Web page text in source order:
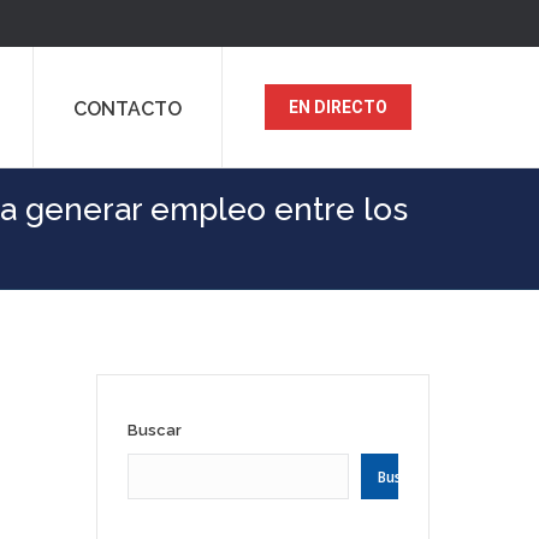
CONTACTO EN DIRECTO
generar empleo entre los
Buscar
Buscar